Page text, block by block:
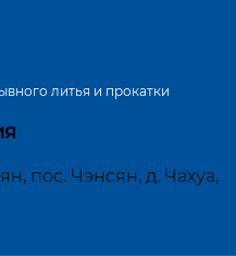
литья и прокатки
пос. Чэнсян, д. Чахуа,